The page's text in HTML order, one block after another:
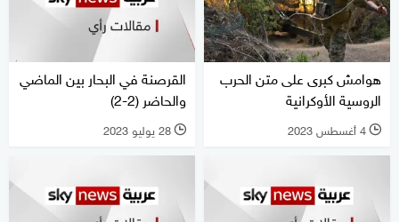
هوامش كبرى على متن الحرب
الروسية الأوكرانية
l 4 أغسطس 2023
القرصنة في البحار بين الماضي
والحاضر (2-2)
l 28 يوليو 2023